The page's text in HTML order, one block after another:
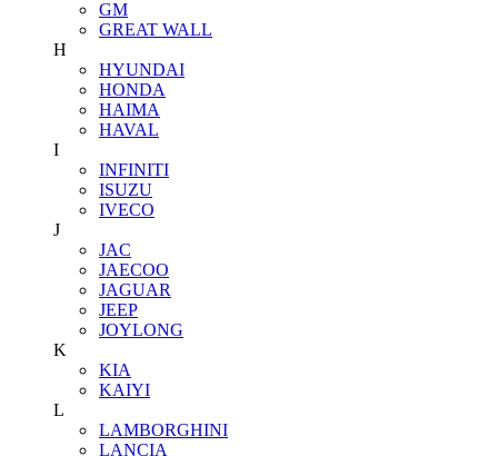
GM
GREAT WALL
H
HYUNDAI
HONDA
HAIMA
HAVAL
I
INFINITI
ISUZU
IVECO
J
JAC
JAECOO
JAGUAR
JEEP
JOYLONG
K
KIA
KAIYI
L
LAMBORGHINI
LANCIA